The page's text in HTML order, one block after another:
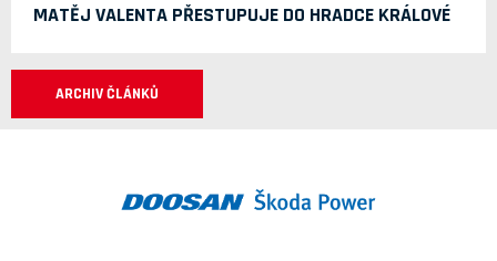
MATĚJ VALENTA PŘESTUPUJE DO HRADCE KRÁLOVÉ
ARCHIV ČLÁNKŮ